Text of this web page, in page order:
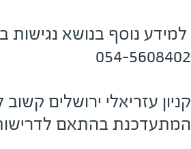
למידע נוסף בנושא נגישות
054-5608402
קניון עזריאלי ירושלים
המתעדכנת בהתאם